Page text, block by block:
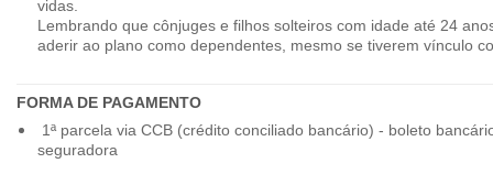
vidas.
Lembrando que cônjuges e filhos solteiros com idade até 24
aderir ao plano como dependentes, mesmo se tiverem vínculo
FORMA DE PAGAMENTO
1ª parcela via CCB (crédito conciliado bancário) - boleto
seguradora